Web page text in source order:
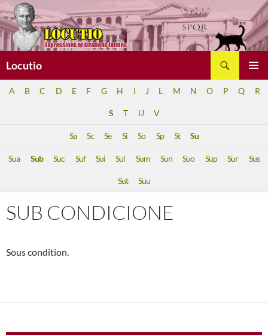
Aller
au
contenu
Locutio
A B C D E F G H I J L M N O P Q R
S T U V
Sa Sc Se Si So Sp St Su
Sua Sub Suc Suf Sui Sul Sum Sun Suo Sup Sur Sus
Sut Suu
SUB CONDICIONE
Sous condition.